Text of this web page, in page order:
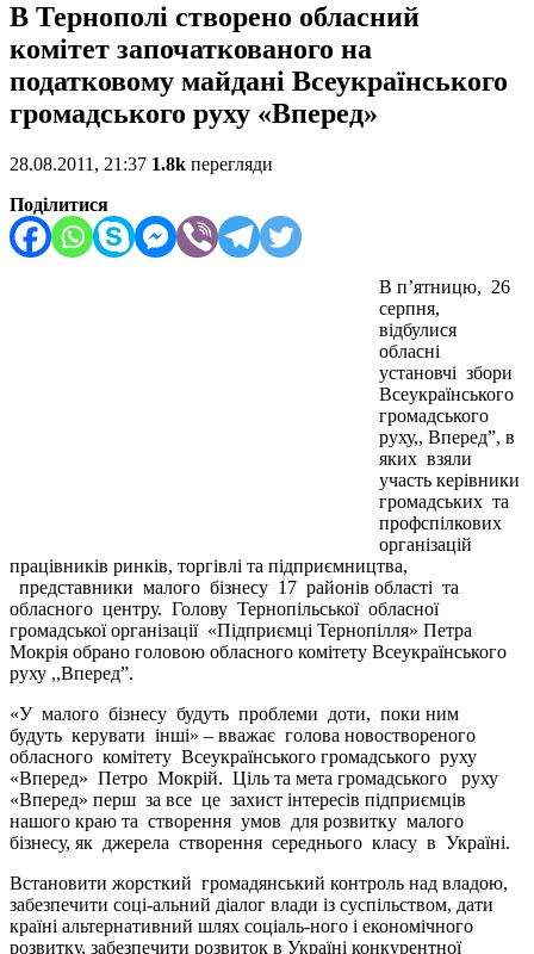
В Тернополі створено обласний
комітет започаткованого на
податковому майдані Всеукраїнського
громадського руху «Вперед»
28.08.2011, 21:37 1.8k перегляди
Поділитися
В п’ятницю, 26
серпня,
відбулися
обласні
установчі збори
Всеукраїнського
громадського
руху,, Вперед”, в
яких взяли
участь керівники
громадських та
профспілкових
організацій
працівників ринків, торгівлі та підприємництва,
представники малого бізнесу 17 районів області та
обласного центру. Голову Тернопільської обласної
громадської організації «Підприємці Тернопілля» Петра
Мокрія обрано головою обласного комітету Всеукраїнського
руху ,,Вперед”.
«У малого бізнесу будуть проблеми доти, поки ним
будуть керувати інші» – вважає голова новоствореного
обласного комітету Всеукраїнського громадського руху
«Вперед» Петро Мокрій. Ціль та мета громадського руху
«Вперед» перш за все це захист інтересів підприємців
нашого краю та створення умов для розвитку малого
бізнесу, як джерела створення середнього класу в Україні.
Встановити жорсткий громадянський контроль над владою,
забезпечити соці-альний діалог влади із суспільством, дати
країні альтернативний шлях соціаль-ного і економічного
розвитку, забезпечити розвиток в Україні конкурентної